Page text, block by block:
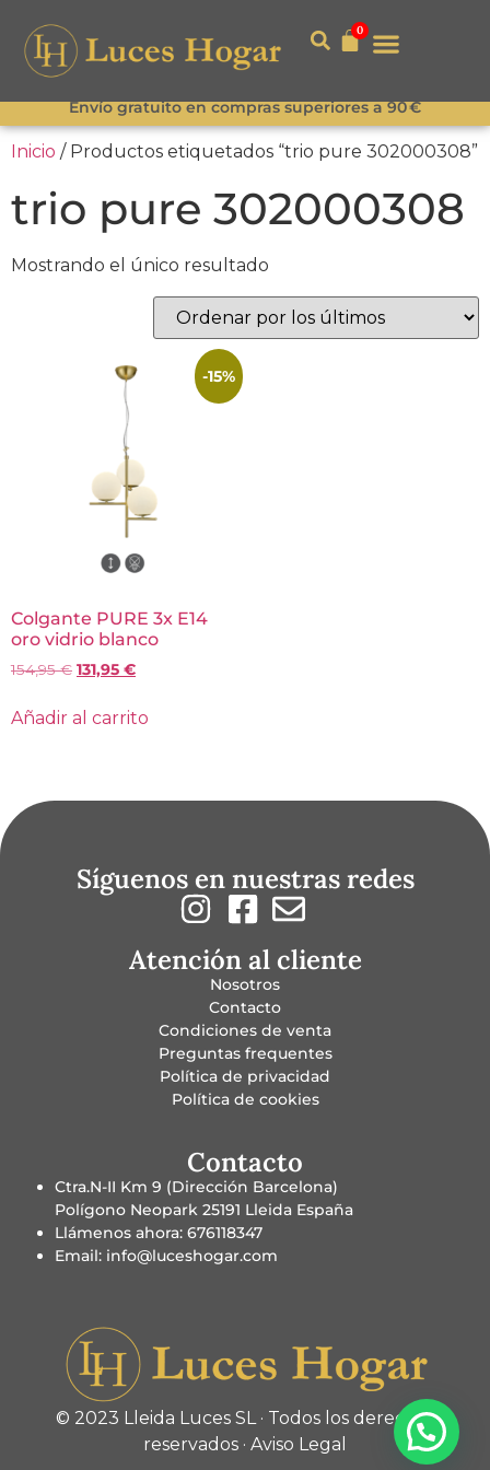
0
Envío gratuito en compras superiores a 90 €
Inicio / Productos etiquetados “trio pure 302000308”
trio pure 302000308
Mostrando el único resultado
-15%
Colgante PURE 3x E14
oro vidrio blanco
154,95€ 131,95 €
Añadir al carrito
Síguenos en nuestras redes
Atención al cliente
Nosotros
Contacto
Condiciones de venta
Preguntas frequentes
Política de privacidad
Política de cookies
Contacto
Ctra.N-II Km 9 (Dirección Barcelona)
Polígono Neopark 25191 Lleida España
Llámenos ahora: 676118347
Email: info@luceshogar.com
© 2023 Lleida Luces SL · Todos los derechos
reservados · Aviso Legal